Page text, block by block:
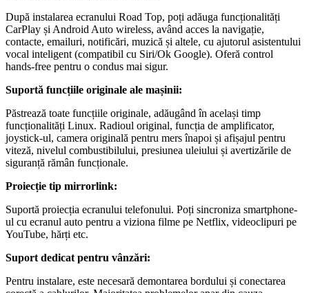
După instalarea ecranului Road Top, poți adăuga funcționalități
CarPlay și Android Auto wireless, având acces la navigație,
contacte, emailuri, notificări, muzică și altele, cu ajutorul asistentului
vocal inteligent (compatibil cu Siri/Ok Google). Oferă control
hands-free pentru o condus mai sigur.
Suportă funcțiile originale ale mașinii:
Păstrează toate funcțiile originale, adăugând în același timp
funcționalități Linux. Radioul original, funcția de amplificator,
joystick-ul, camera originală pentru mers înapoi și afișajul pentru
viteză, nivelul combustibilului, presiunea uleiului și avertizările de
siguranță rămân funcționale.
Proiecție tip mirrorlink:
Suportă proiecția ecranului telefonului. Poți sincroniza smartphone-
ul cu ecranul auto pentru a viziona filme pe Netflix, videoclipuri pe
YouTube, hărți etc.
Suport dedicat pentru vânzări:
Pentru instalare, este necesară demontarea bordului și conectarea